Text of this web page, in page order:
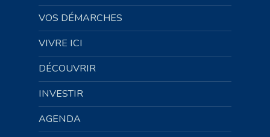
VOS DÉMARCHES
VIVRE ICI
DÉCOUVRIR
INVESTIR
AGENDA